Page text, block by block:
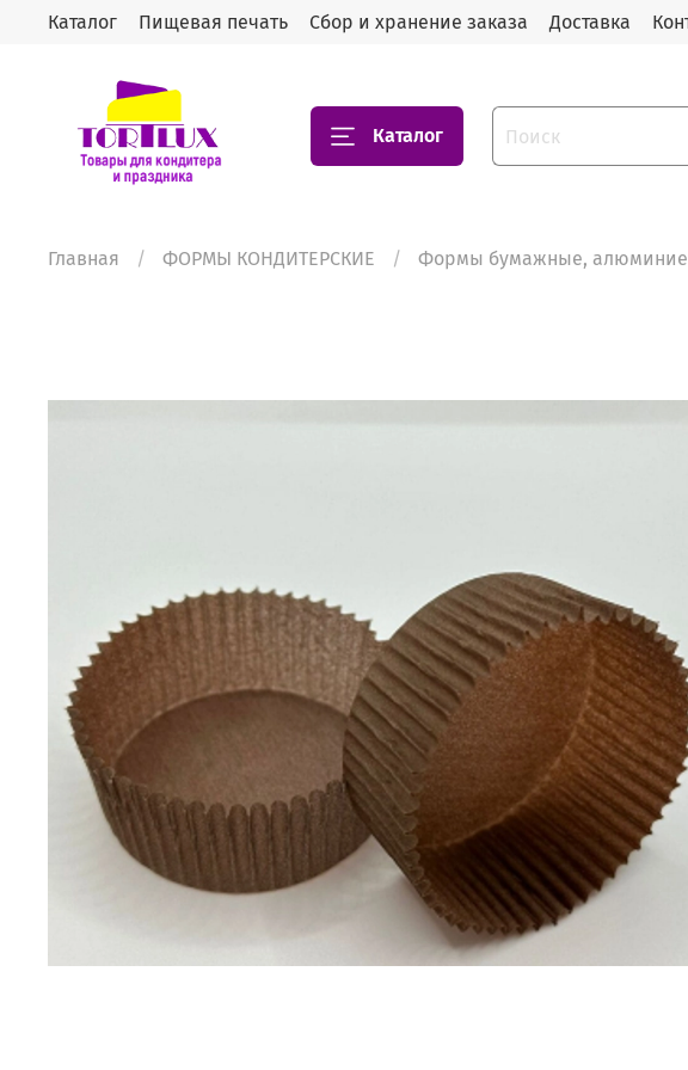
Каталог Пищевая печать Сбор и хранение заказа Доставка
Каталог
Главная ФОРМЫ КОНДИТЕРСКИЕ Формы бумажные,